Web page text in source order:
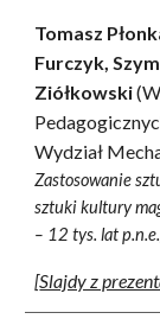
Tomasz
Furczyk,
Ziółkowski
Wydział
Zastosowanie
sztuki kultury
– 12 tys. lat
[Slajdy z